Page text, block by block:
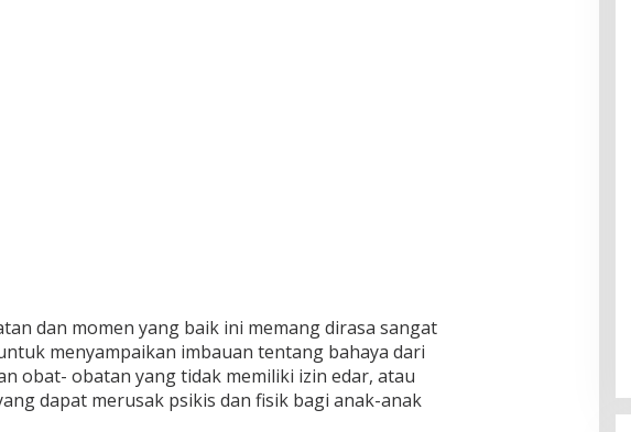
dan momen yang baik ini memang dirasa sangat
menyampaikan imbauan tentang bahaya dari
obat- obatan yang tidak memiliki izin edar, atau
dapat merusak psikis dan fisik bagi anak-anak